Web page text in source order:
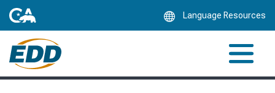
Language Resources